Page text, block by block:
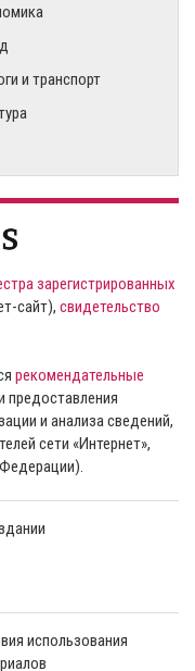
и транспорт
зарегистрированных
сайт), свидетельство
рекомендательные
предоставления
и анализа сведений,
сети «Интернет»,
использования